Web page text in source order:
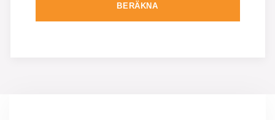
BERÄKNA